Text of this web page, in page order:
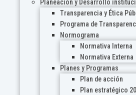
Planeación y Desarrollo
Transparencia y Ética
Programa de
Normograma
Normativa Interna
Normativa Externa
Planes y Programas
Plan de acción
Plan estratégico